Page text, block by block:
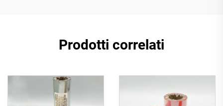
Prodotti correlati